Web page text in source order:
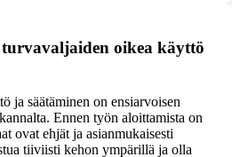
oikea käyttö
ja säätäminen on ensiarvoisen
Ennen työn aloittamista on
ovat ehjät ja asianmukaisesti
tiiviisti kehon ympärillä ja olla